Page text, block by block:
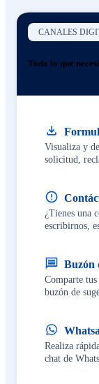
CANALES
Todo lo que
Visualiza y
solicitud,
¿Tienes una
escribirnos,
Buzón
Comparte
buzón de
Realiza
chat de